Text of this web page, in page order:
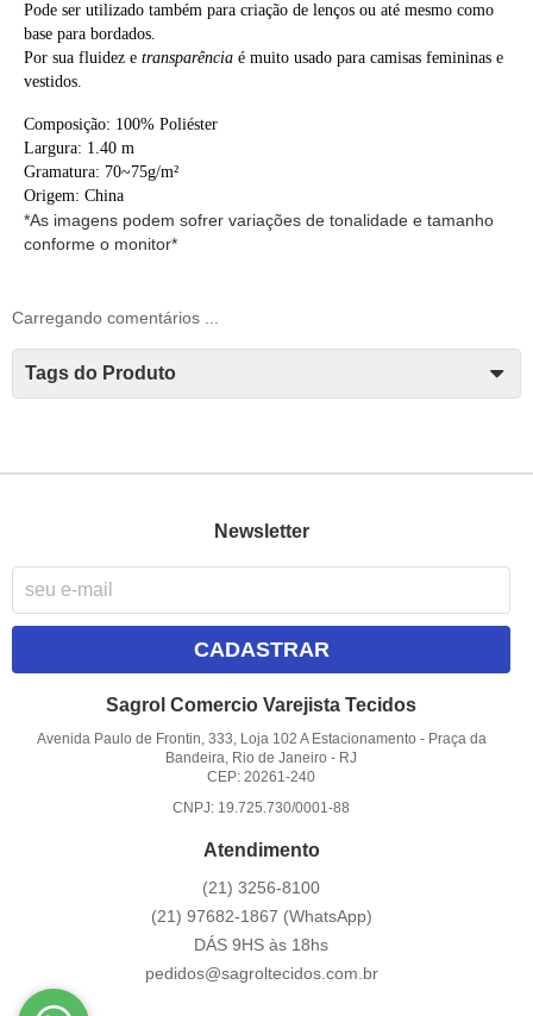
Pode ser utilizado também para criação de lenços ou até mesmo como
base para bordados.
Por sua fluidez e transparência é muito usado para camisas femininas e
vestidos.
Composição: 100% Poliéster
Largura: 1.40 m
Gramatura: 70~75g/m²
Origem: China
*As imagens podem sofrer variações de tonalidade e tamanho
conforme o monitor*
Carregando comentários ...
Tags do Produto
Newsletter
CADASTRAR
Sagrol Comercio Varejista Tecidos
Avenida Paulo de Frontin, 333, Loja 102 A Estacionamento - Praça da
Bandeira, Rio de Janeiro - RJ
CEP: 20261-240
CNPJ: 19.725.730/0001-88
Atendimento
(21) 3256-8100
(21) 97682-1867 (WhatsApp)
DÁS 9HS às 18hs
pedidos@sagroltecidos.com.br